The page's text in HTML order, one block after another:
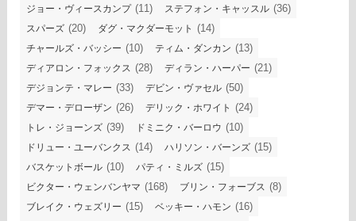
ジョー・ヴィースカンプ(11) ステフォン・キャッスル (36)
スパーズ (20) ダグ・マクダーモット (14)
チャールズ・バッシー (10) ティム・ダンカン (13)
ディアロン・フォックス (28) ディラン・ハーパー (21)
デジョンテ・マレー (33) デビン・ヴァセル (50)
デマー・デローザン (26) デリック・ホワイト (24)
トレ・ジョーンズ (39) ドミニク・バーロウ (10)
ドリュー・ユーバンクス (14) ハリソン・バーンズ (15)
バスケットボール (10) パティ・ミルズ (15)
ビクター・ウェンバンヤマ (168) ブリン・フォーブス (8)
ブレイク・ウェズリー (15) ベッキー・ハモン (16)